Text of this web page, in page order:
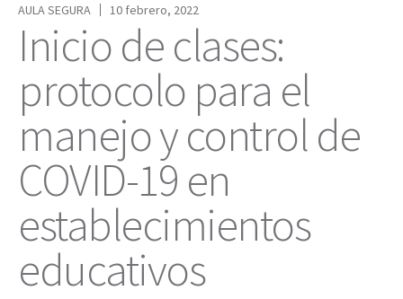
AULA SEGURA
10 febrero, 2022
Inicio de clases:
protocolo para el
manejo y control de
COVID-19 en
establecimientos
educativos